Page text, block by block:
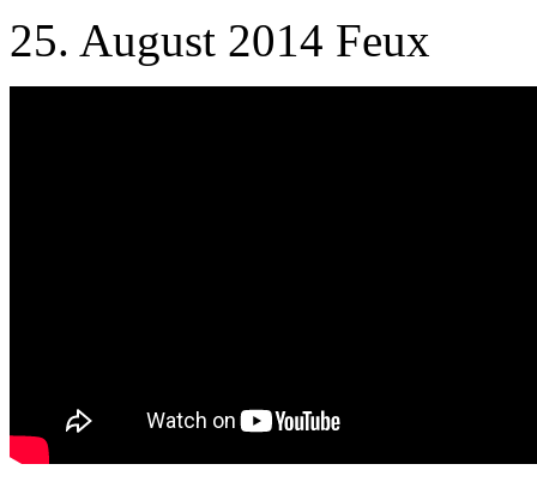
25. August 2014 Feux